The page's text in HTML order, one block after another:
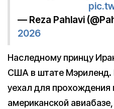
— Reza Pahlavi
2026
Наследному принцу
США в штате Мэриленд.
уехал для прохождения
американской